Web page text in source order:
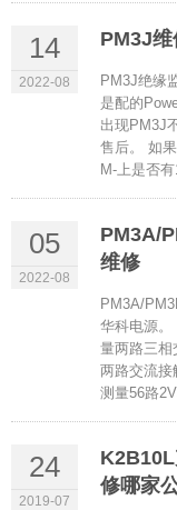
14
2022-08
PM3J
PM3J绝缘
是配的
出现PM3J
售后。 如
M-上是否
05
2022-08
PM3A/
维修
PM3A/
华科电源。
量两路三相
两路交流接
测量56路
24
2019-07
修哪家